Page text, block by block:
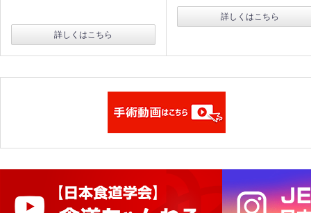
詳しくはこちら
詳しくはこちら